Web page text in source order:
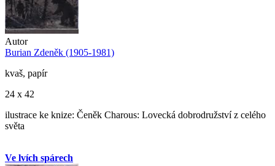
Autor
Burian Zdeněk (1905-1981)
kvaš, papír
24 x 42
ilustrace ke knize: Čeněk Charous: Lovecká dobrodružství z celého
světa
Ve lvích spárech